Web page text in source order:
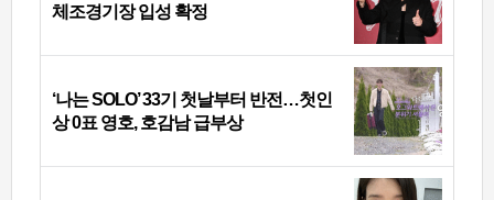
체조경기장 입성 확정
‘나는 SOLO’ 33기 첫날부터 반전…첫인
상 0표 영호, 호감남 급부상